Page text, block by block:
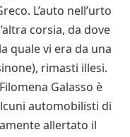
L’auto nell’urto
corsia, da dove
quale vi era da una
rimasti illesi.
Galasso è
automobilisti di
allertato il